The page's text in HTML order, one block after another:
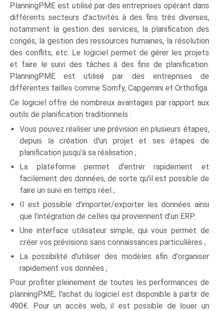
PlanningPME est utilisé par des entreprises opérant dans
différents secteurs d’activités à des fins très diverses,
notamment la gestion des services, la planification des
congés, la gestion des ressources humaines, la résolution
des conflits, etc. Le logiciel permet de gérer les projets
et faire le suivi des tâches à des fins de planification.
PlanningPME est utilisé par des entreprises de
différentes tailles comme Somfy, Capgemini et Orthofiga.
Ce logiciel offre de nombreux avantages par rapport aux
outils de planification traditionnels :
Vous pouvez réaliser une prévision en plusieurs étapes,
depuis la création d'un projet et ses étapes de
planification jusqu'à sa réalisation ;
La plateforme permet d'entrer rapidement et
facilement des données, de sorte qu'il est possible de
faire un suivi en temps réel ;
Il est possible d'importer/exporter les données ainsi
que l’intégration de celles qui proviennent d’un ERP.
Une interface utilisateur simple, qui vous permet de
créer vos prévisions sans connaissances particulières ;
La possibilité d'utiliser des modèles afin d'organiser
rapidement vos données ;
Pour profiter pleinement de toutes les performances de
planningPME, l'achat du logiciel est disponible à partir de
490€. Pour un accès web, il est possible de louer un